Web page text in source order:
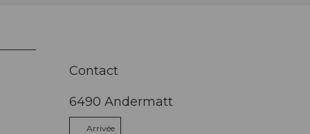
Contact
6490 Andermatt
Arrivée